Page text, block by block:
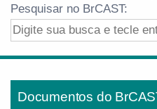
Pesquisar no BrCAST:
Documentos do